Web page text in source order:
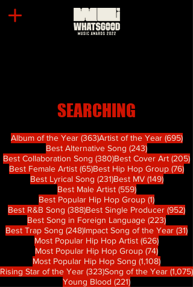
SEARCHING
Album of the Year (363)363 篇文章
Artist of the Year (695)
Best Alternative Song (243)243 篇文章
Best Collaboration Song (380)380 篇文章
Best Cover Art (205)
Best Female Artist (65)65 篇文章
Best Hip Hop Group (76)76
Best Lyrical Song (231)231 篇文章
Best MV (149)149 篇文
Best Male Artist (559)559 篇文章
Best Popular Hip Hop Group (1)1 篇文章
Best R&B Song (388)388 篇文章
Best Single Producer (952)
Best Song in Foreign Language (223)223 篇
Best Trap Song (248)248 篇文章
Impact Song of the Year (31)
Most Popular Hip Hop Artist (626)626 篇文
Most Popular Hip Hop Group (74)74 篇文章
Most Popular Hip Hop Song (1,108)1,108 篇
Rising Star of the Year (323)323 篇文章
Song of the Year (1,075)
Young Blood (221)221 篇文章